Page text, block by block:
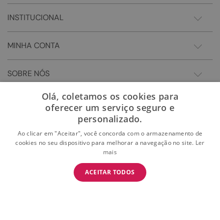
BAIXE O APP
E garanta 15% OFF na primeira compra
INSTITUCIONAL
MINHA CONTA
SOBRE NÓS
Olá, coletamos os cookies para
oferecer um serviço seguro e
personalizado.
Ao clicar em "Aceitar", você concorda com o armazenamento de
cookies no seu dispositivo para melhorar a navegação no site. Ler
mais
ACEITAR TODOS